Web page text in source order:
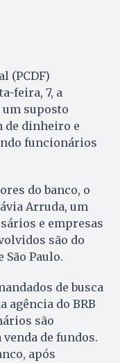
(PCDF)
feira, 7, a
suposto
de dinheiro e
funcionários
do banco, o
Arruda, um
e empresas
são do
Paulo.
de busca
agência do BRB
são
de fundos.
após